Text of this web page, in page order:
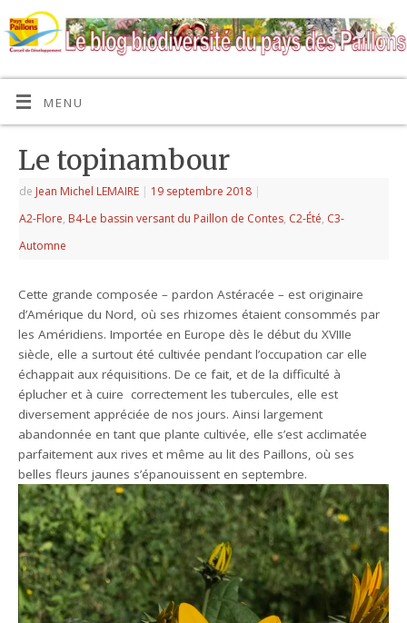
MENU
Le topinambour
de Jean Michel LEMAIRE | 19 septembre 2018 |
A2-Flore, B4-Le bassin versant du Paillon de Contes, C2-Été, C3-
Automne
Cette grande composée – pardon Astéracée – est originaire
d’Amérique du Nord, où ses rhizomes étaient consommés par
les Améridiens. Importée en Europe dès le début du XVIIIe
siècle, elle a surtout été cultivée pendant l’occupation car elle
échappait aux réquisitions. De ce fait, et de la difficulté à
éplucher et à cuire correctement les tubercules, elle est
diversement appréciée de nos jours. Ainsi largement
abandonnée en tant que plante cultivée, elle s’est acclimatée
parfaitement aux rives et même au lit des Paillons, où ses
belles fleurs jaunes s’épanouissent en septembre.